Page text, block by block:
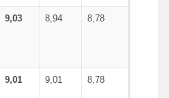
9,03 8,94 8,78
9,01 9,01 8,78